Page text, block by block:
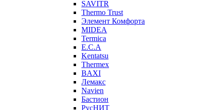
SAVITR
Thermo Trust
Элемент Комфорта
MIDEA
Termica
E.C.A
Kentatsu
Thermex
BAXI
Лемакс
Navien
Бастион
РусНИТ